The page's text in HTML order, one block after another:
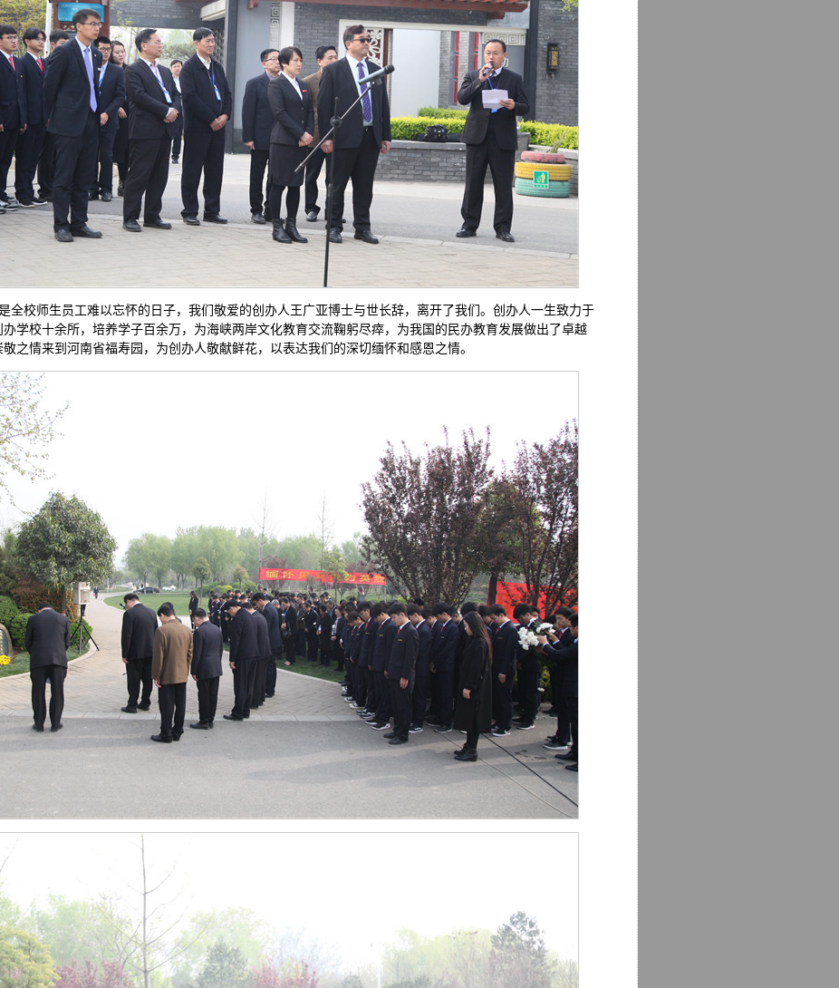
全校师生员工难以忘怀的日子，我们敬爱的创办人王广亚博士与世长辞，离开了我们。创办人一生致力于
学校十余所，培养学子百余万，为海峡两岸文化教育交流鞠躬尽瘁，为我国的民办教育发展做出了卓越
之情来到河南省福寿园，为创办人敬献鲜花，以表达我们的深切缅怀和感恩之情。